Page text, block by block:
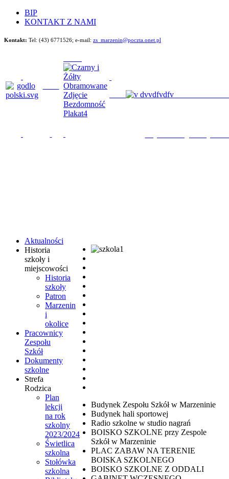
BIP
KONTAKT Z NAMI
Kontakt: Tel: (43) 6771526; e-mail: zs_marzenin@poczta.onet.pl
Budynek Zespołu Szkół w Marzeninie
Budynek hali sportowej
Radio szkolne w studio nagrań
BOISKO SZKOLNE przy Zespole
Szkół w Marzeninie
PLAC ZABAW NA TERENIE
BOISKA SZKOLNEGO
BOISKO SZKOLNE Z ODDALI
Aktualności
Historia
szkoły i
miejscowości
Historia
szkoły
Patron
Marzenin
i
okolice
Pracownicy
Zespołu
Szkół
Dokumenty
szkolne
Strefa
Rodzica
Plan
lekcji
na rok
szkolny
2023/2024
Świetlica
szkolna
Stołówka
szkolna